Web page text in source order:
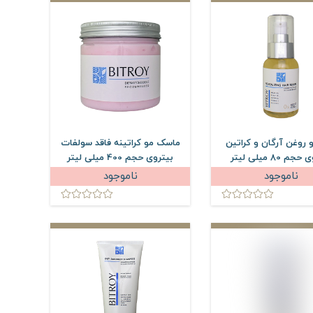
روغن آرگان و کراتین
80 میلی لیتر
ناموجود
ماسک مو کراتینه فاقد سولفات
بیتروی حجم 400 میلی لیتر
ناموجود